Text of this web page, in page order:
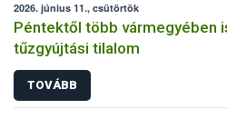
2026. június 11., csütörtök
Péntektől több vármegyében
tűzgyújtási tilalom
TOVÁBB